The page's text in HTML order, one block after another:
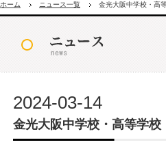
ホーム ニュース一覧 金光大阪中学校・高
2024-03-14
金光大阪中学校・高等学